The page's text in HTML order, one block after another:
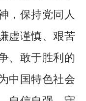
，保持党同人
虚谨慎、艰苦
、敢于胜利的
中国特色社会